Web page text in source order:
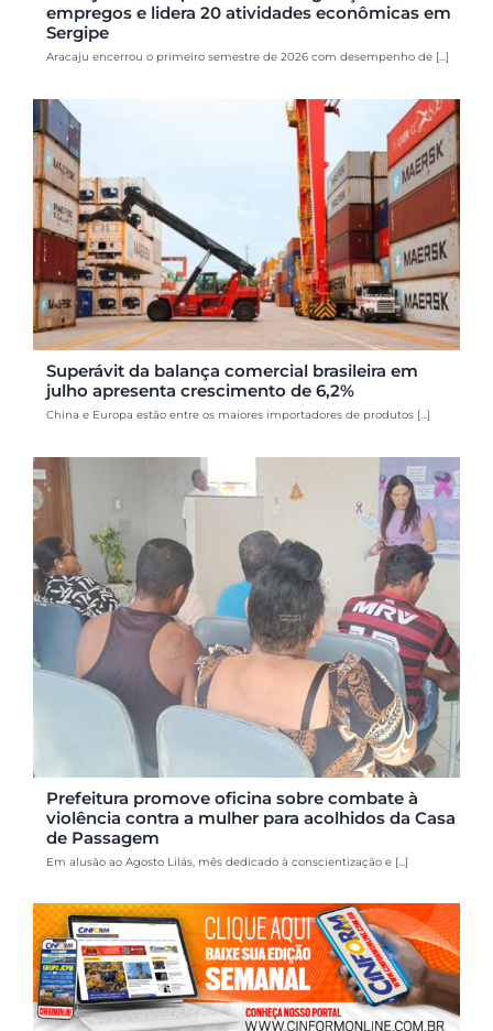
empregos e lidera 20 atividades econômicas em
Sergipe
Aracaju encerrou o primeiro semestre de 2026 com desempenho de [...]
Superávit da balança comercial brasileira em
julho apresenta crescimento de 6,2%
China e Europa estão entre os maiores importadores de produtos [...]
Prefeitura promove oficina sobre combate à
violência contra a mulher para acolhidos da Casa
de Passagem
Em alusão ao Agosto Lilás, mês dedicado à conscientização e [...]